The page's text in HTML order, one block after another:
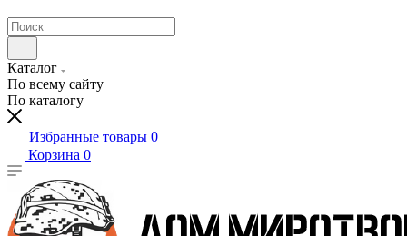
Каталог
По всему сайту
По каталогу
Избранные товары 0
Корзина 0